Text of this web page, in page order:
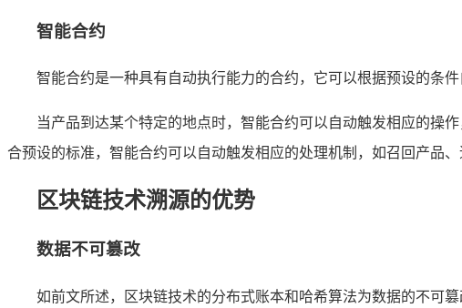
智能合约
智能合约是一种具有自动执行能力的合约，它可以根据预设的条
当产品到达某个特定的地点时，智能合约可以自动触发相应的操
合预设的标准，智能合约可以自动触发相应的处理机制，如召回产品
区块链技术溯源的优势
数据不可篡改
如前文所述，区块链技术的分布式账本和哈希算法为数据的不可